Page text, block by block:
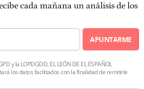
cada mañana un análisis de los
APUNTARME
y la LOPDGDD, EL LEÓN DE EL ESPAÑOL
los datos facilitados con la finalidad de remitirle